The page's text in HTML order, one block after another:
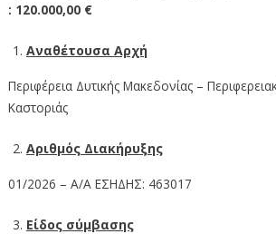
: 120.000,00 €
Αναθέτουσα Αρχή
Περιφέρεια Δυτικής Μακεδονίας –
Καστοριάς
Αριθμός Διακήρυξης
01/2026 – Α/Α ΕΣΗΔΗΣ: 463017
Είδος σύμβασης